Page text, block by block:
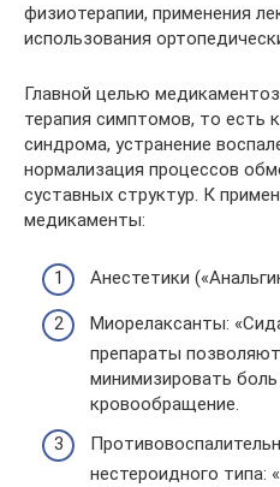
физиотерапии, применения
использования
Главной целью
терапия симптомов, то есть
синдрома, устранение
нормализация процессов
суставных структур. К
медикаменты:
Анестетики
Миорелаксанты:
препараты
минимизировать
кровообращение.
нестероидного типа: